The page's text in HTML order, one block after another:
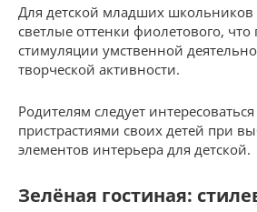
Для детской младших
светлые оттенки фиолетового, что
стимуляции умственной
творческой активности.
Родителям следует
пристрастиями своих детей при
элементов интерьера для детской.
Зелёная гостиная: